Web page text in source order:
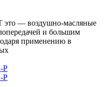
это — воздушно-масляные
и большим
применению в